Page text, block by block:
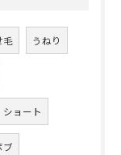
毛 うねり
ショート
ブ